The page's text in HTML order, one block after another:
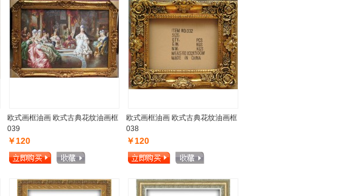
欧式画框油画 欧式古典花纹油画框
039
￥120
欧式画框油画 欧式古典花纹油画框
038
￥120